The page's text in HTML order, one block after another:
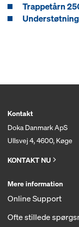
Trappetårn
Kontakt
Doka Danmark ApS
Ullsvej 4, 4600, Køge
KONTAKT NU
Mere information
Online Support
Ofte stillede